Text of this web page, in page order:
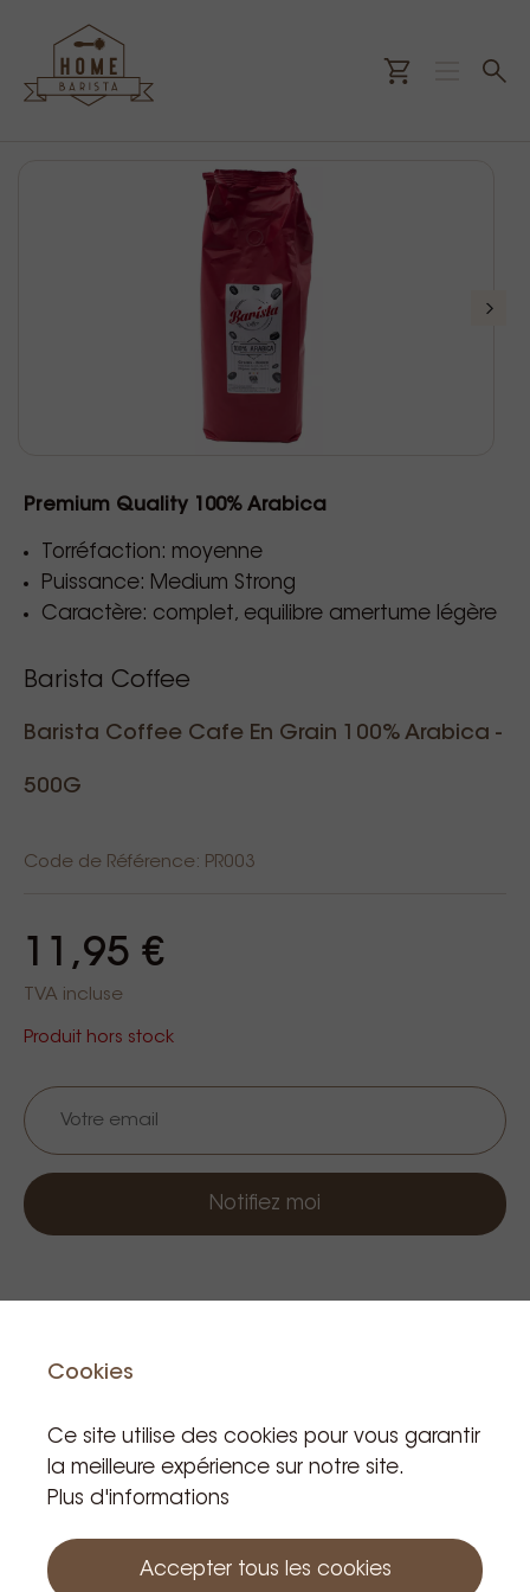
Premium Quality 100% Arabica
Torréfaction: moyenne
Puissance: Medium Strong
Caractère: complet, equilibre amertume légère
Barista Coffee
Barista Coffee Cafe En Grain 100% Arabica -
500G
Code de Référence: PR003
11,95 €
TVA incluse
Produit hors stock
Notifiez moi
Produits apparentés
Cookies
Ce site utilise des cookies pour vous garantir
la meilleure expérience sur notre site.
Plus d'informations
Accepter tous les cookies